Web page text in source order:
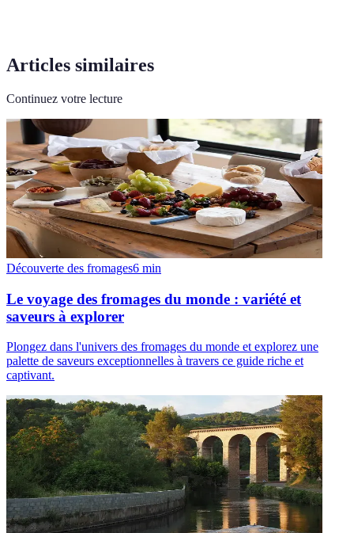
Articles similaires
Continuez votre lecture
Découverte des fromages6 min
Le voyage des fromages du monde : variété et
saveurs à explorer
Plongez dans l'univers des fromages du monde et explorez une
palette de saveurs exceptionnelles à travers ce guide riche et
captivant.